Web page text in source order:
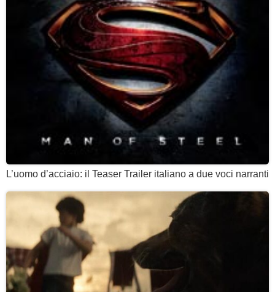
L’uomo d’acciaio: il Teaser Trailer italiano a due voci narranti